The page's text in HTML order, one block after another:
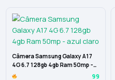
Câmera Samsung Galaxy A17
4G 6.7 128gb 4gb Ram 50mp -
azul claro
99